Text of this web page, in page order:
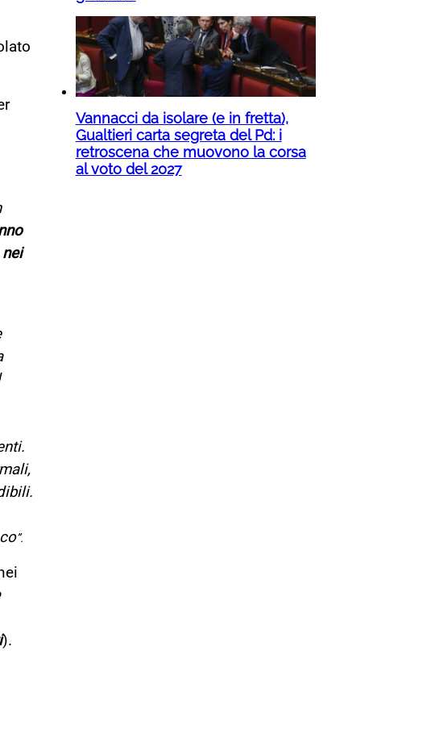
”.
).
Vannacci da isolare (e in fretta),
Gualtieri carta segreta del Pd: i
retroscena che muovono la corsa
al voto del 2027